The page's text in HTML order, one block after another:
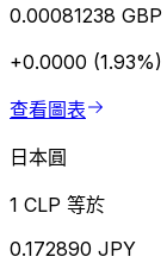
0.00081238 GBP
+0.0000 (1.93%)
查看圖表
日本圓
1 CLP 等於
0.172890 JPY